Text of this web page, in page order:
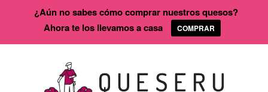
¿Aún no sabes cómo comprar nuestros quesos?
Ahora te los llevamos a casa
COMPRAR